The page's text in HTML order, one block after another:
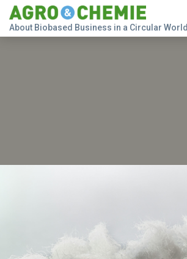
About Biobased Business in a Circular World